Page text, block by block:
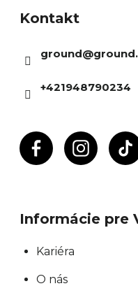
Kontakt
ground@
+421948790234
Informácie pre
Kariéra
O nás